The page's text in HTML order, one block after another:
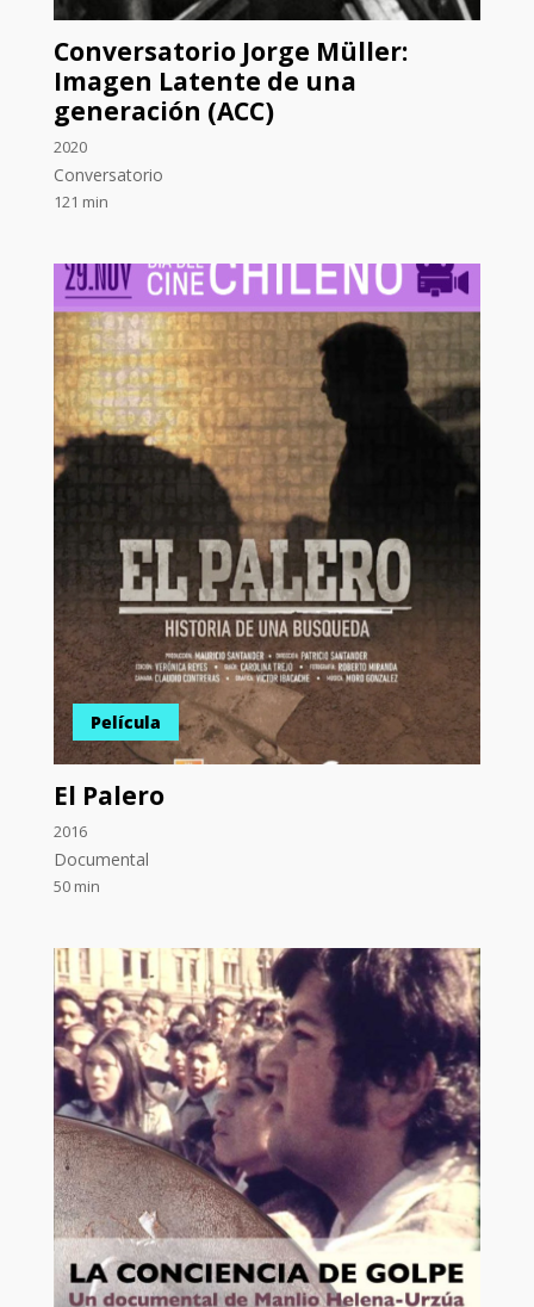
Conversatorio Jorge Müller:
Imagen Latente de una
generación (ACC)
2020
Conversatorio
121 min
Película
El Palero
2016
Documental
50 min